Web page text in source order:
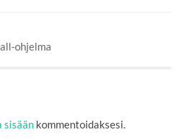
ohjelma
sisään kommentoidaksesi.